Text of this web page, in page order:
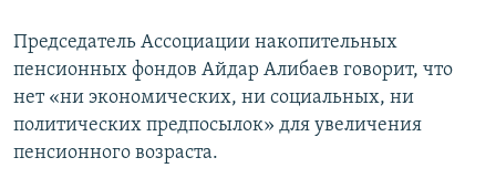
Председатель Ассоциации накопительных
пенсионных фондов Айдар Алибаев говорит, что
нет «ни экономических, ни социальных, ни
политических предпосылок» для увеличения
пенсионного возраста.